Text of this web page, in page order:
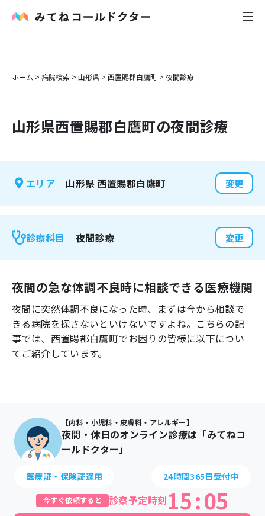
内科
花粉症
感染症
よくあるご質問
ホーム > 病院検索 > 山形県 > 西置賜郡白鷹町 > 夜間診療
山形県西置賜郡白鷹町の夜間診療
エリア 山形県 西置賜郡白鷹町 変更
診療科目 夜間診療 変更
夜間の急な体調不良時に相談できる医療機関
夜間に突然体調不良になった時、まずは今から相談で
きる病院を探さないといけないですよね。こちらの記
事では、 西置賜郡白鷹町でお困りの皆様に以下につい
てご紹介しています。
【内科・小児科・皮膚科・アレルギー】
夜間・休日のオンライン診療は「みてねコ
ールドクター」
医療証・保険証適用 24時間365日受付中
今すぐ依頼すると 診察予定時刻15:05